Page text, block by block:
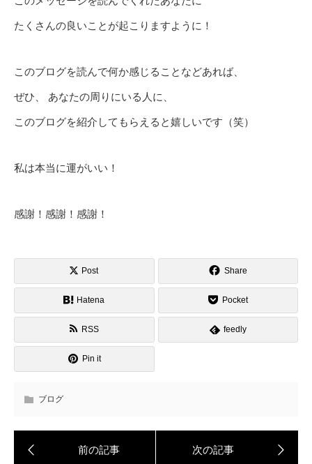
たくさんの良いことが起こりますように！
このブログを読んで何か感じることなどあれば、
ぜひ、 あなたの周りにいる人に、
このブログを紹介してもらえると嬉しいです（笑）
私は本当に運がいい！
感謝！感謝！感謝！
Post Share
Hatena Pocket
RSS feedly
Pin it
ブログ